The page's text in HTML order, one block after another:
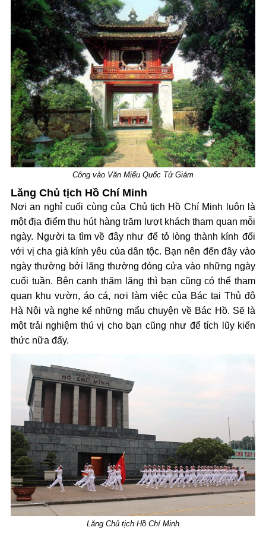
Công vào Văn Miếu Quốc Tử Giám
Lăng Chủ tịch Hồ Chí Minh
Nơi an nghỉ cuối cùng của Chủ tịch Hồ Chí Minh luôn là
một địa điểm thu hút hàng trăm lượt khách tham quan mỗi
ngày. Người ta tìm về đây như để tỏ lòng thành kính đối
với vị cha già kính yêu của dân tộc. Bạn nên đến đây vào
ngày thường bởi lăng thường đóng cửa vào những ngày
cuối tuần. Bên cạnh thăm lăng thì bạn cũng có thể tham
quan khu vườn, áo cá, nơi làm việc của Bác tại Thủ đô
Hà Nội và nghe kể những mẩu chuyện về Bác Hồ. Sẽ là
một trải nghiệm thú vị cho bạn cũng như để tích lũy kiến
thức nữa đấy.
Lăng Chủ tịch Hồ Chí Minh